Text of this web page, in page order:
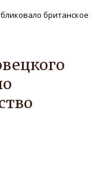
британское